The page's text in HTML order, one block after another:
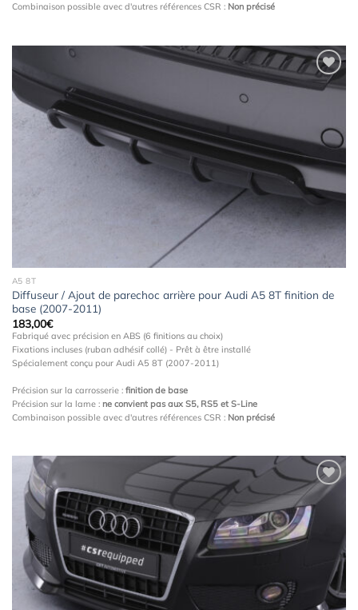
Combinaison possible avec d'autres références CSR : Non précisé
wishlist
A5 8T
Diffuseur / Ajout de parechoc arrière pour Audi A5 8T finition de
base (2007-2011)
183,00€
Fabriqué avec précision en ABS (6 finitions au choix)
Fixations incluses (ruban adhésif collé) - Prêt à être installé
Spécialement conçu pour Audi A5 8T (2007-2011)
Précision sur la carrosserie : finition de base
Précision sur la lame : ne convient pas aux S5, RS5 et S-Line
Combinaison possible avec d'autres références CSR : Non précisé
Ajouter